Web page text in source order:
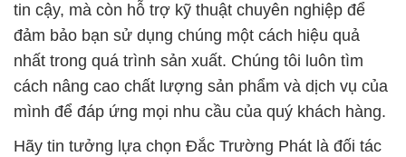
tin cậy, mà còn hỗ trợ kỹ thuật chuyên nghiệp để
đảm bảo bạn sử dụng chúng một cách hiệu quả
nhất trong quá trình sản xuất. Chúng tôi luôn tìm
cách nâng cao chất lượng sản phẩm và dịch vụ của
mình để đáp ứng mọi nhu cầu của quý khách hàng.
Hãy tin tưởng lựa chọn Đắc Trường Phát là đối tác